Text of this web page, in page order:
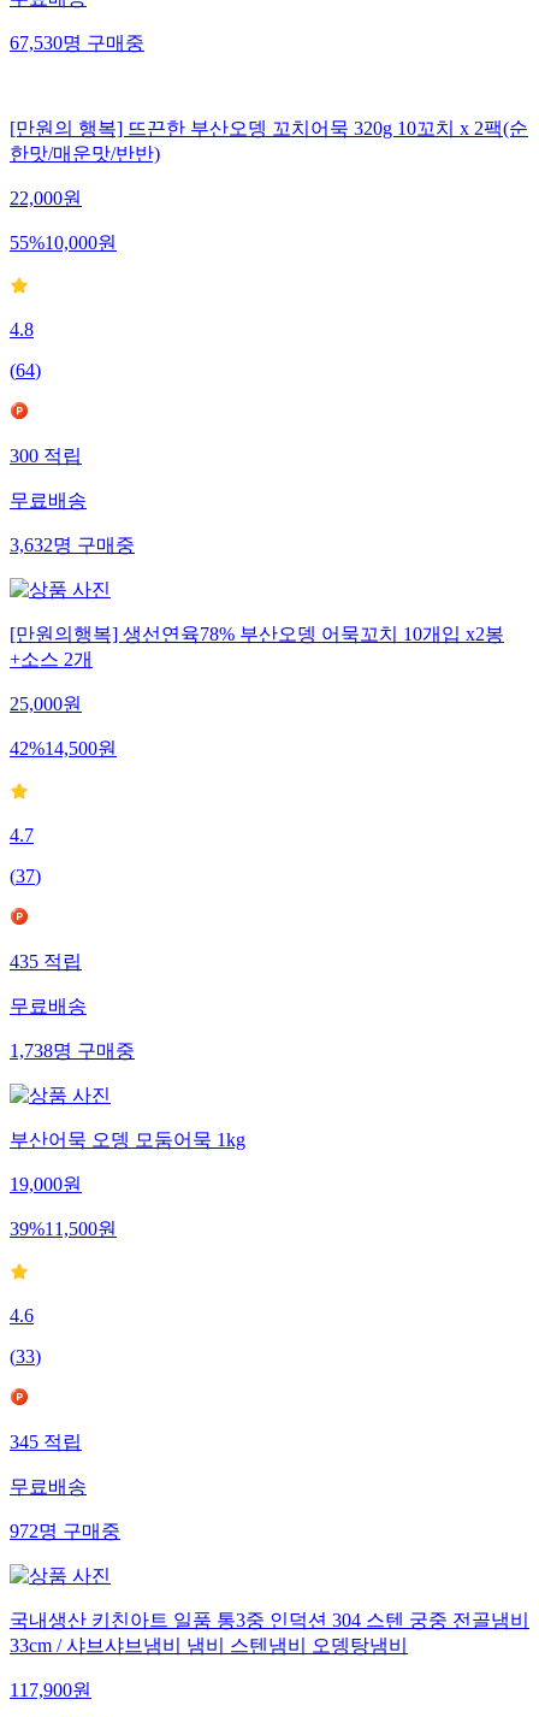
67,530명구매중
[만원의 행복] 뜨끈한 부산오뎅 꼬치어묵 320g 10꼬치 x 2팩(순
한맛/매운맛/반반)
22,000원
55%10,000원
4.8
(64)
300적립
무료배송
3,632명구매중
[만원의행복] 생선연육78% 부산오뎅 어묵꼬치 10개입 x2봉
+소스 2개
25,000원
42%14,500원
4.7
(37)
435적립
무료배송
1,738명구매중
부산어묵 오뎅 모둠어묵 1kg
19,000원
39%11,500원
4.6
(33)
345적립
무료배송
972명구매중
국내생산 키친아트 일품 통3중 인덕션 304 스텐 궁중 전골냄비
33cm / 샤브샤브냄비 냄비 스텐냄비 오뎅탕냄비
117,900원